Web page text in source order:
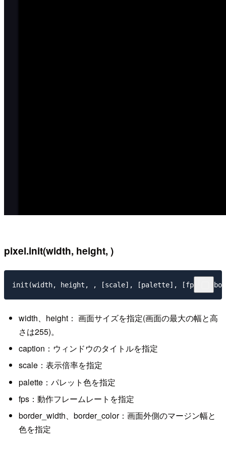
pixel.init(width, height, )
width、height： 画面サイズを指定(画面の最大の幅と高
さは255)。
caption：ウィンドウのタイトルを指定
scale：表示倍率を指定
palette：パレット色を指定
fps：動作フレームレートを指定
border_width、border_color：画面外側のマージン幅と
色を指定